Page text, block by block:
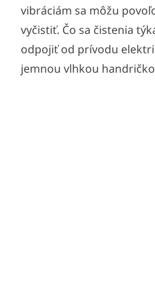
vibráciám sa môžu
vyčistiť. Čo sa čistenia
odpojiť od prívodu
jemnou vlhkou